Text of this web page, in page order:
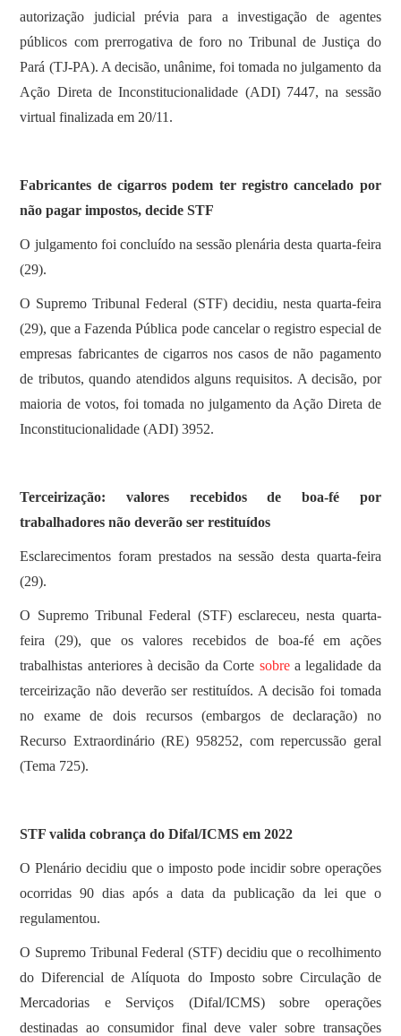
autorização judicial prévia para a investigação de agentes
públicos com prerrogativa de foro no Tribunal de Justiça do
Pará (TJ-PA). A decisão, unânime, foi tomada no julgamento da
Ação Direta de Inconstitucionalidade (ADI) 7447, na sessão
virtual finalizada em 20/11.
Fabricantes de cigarros podem ter registro cancelado por
não pagar impostos, decide STF
O julgamento foi concluído na sessão plenária desta quarta-feira
(29).
O Supremo Tribunal Federal (STF) decidiu, nesta quarta-feira
(29), que a Fazenda Pública pode cancelar o registro especial de
empresas fabricantes de cigarros nos casos de não pagamento
de tributos, quando atendidos alguns requisitos. A decisão, por
maioria de votos, foi tomada no julgamento da Ação Direta de
Inconstitucionalidade (ADI) 3952.
Terceirização: valores recebidos de boa-fé por
trabalhadores não deverão ser restituídos
Esclarecimentos foram prestados na sessão desta quarta-feira
(29).
O Supremo Tribunal Federal (STF) esclareceu, nesta quarta-
feira (29), que os valores recebidos de boa-fé em ações
trabalhistas anteriores à decisão da Corte sobrea legalidade da
terceirização não deverão ser restituídos. A decisão foi tomada
no exame de dois recursos (embargos de declaração) no
Recurso Extraordinário (RE) 958252, com repercussão geral
(Tema 725).
STF valida cobrança do Difal/ICMS em 2022
O Plenário decidiu que o imposto pode incidir sobre operações
ocorridas 90 dias após a data da publicação da lei que o
regulamentou.
O Supremo Tribunal Federal (STF) decidiu que o recolhimento
do Diferencial de Alíquota do Imposto sobre Circulação de
Mercadorias e Serviços (Difal/ICMS) sobre operações
destinadas ao consumidor final deve valer sobre transações